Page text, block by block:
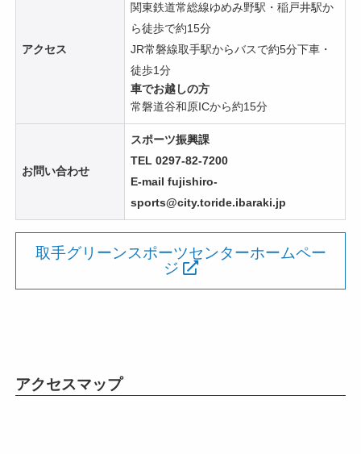
アクセス
関東鉄道常総線ゆめみ野駅・稲戸井駅か
ら徒歩で約15分
JR常磐線取手駅からバスで約5分下車・
徒歩1分
車でお越しの方
常磐道谷和原ICから約15分
お問い合わせ
スポーツ振興課
TEL 0297-82-7200
E-mail fujishiro-
sports@city.toride.ibaraki.jp
取手グリーンスポーツセンターホームペー
ジ
アクセスマップ